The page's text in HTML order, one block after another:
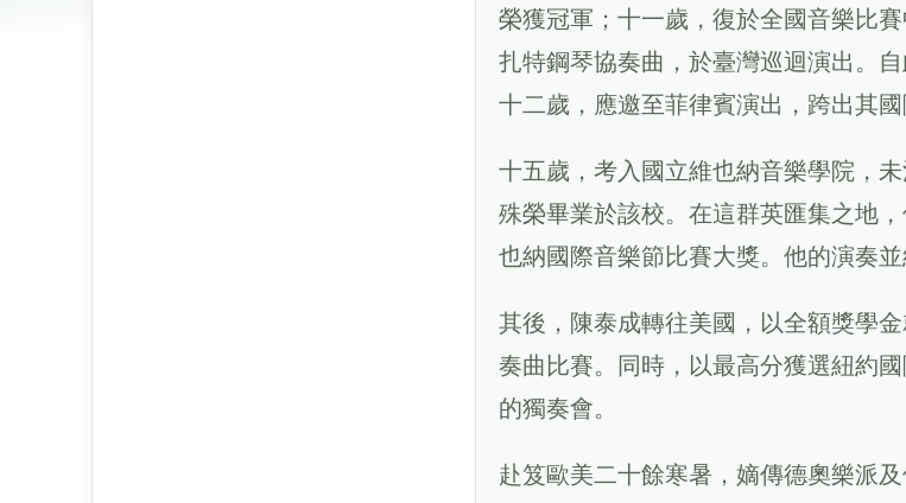
榮獲冠軍；十一歲，復於全國音樂比
扎特鋼琴協奏曲，於臺灣巡迴演出。
十二歲，應邀至菲律賓演出，跨出其國
十五歲，考入國立維也納音樂學院，
殊榮畢業於該校。在這群英匯集之地
也納國際音樂節比賽大獎。他的演奏
其後，陳泰成轉往美國，以全額獎學
奏曲比賽。同時，以最高分獲選紐約
的獨奏會。
赴笈歐美二十餘寒暑，嫡傳德奧樂派